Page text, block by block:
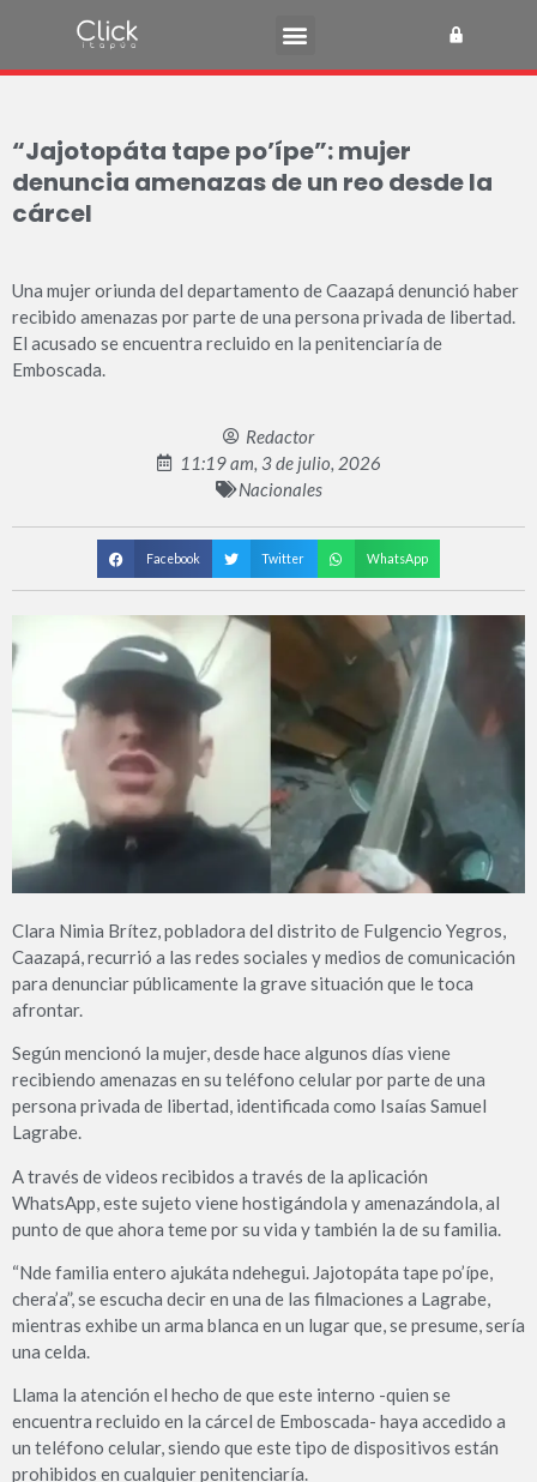
“Jajotopáta tape po’ípe”: mujer
denuncia amenazas de un reo desde la
cárcel
Una mujer oriunda del departamento de Caazapá denunció haber
recibido amenazas por parte de una persona privada de libertad.
El acusado se encuentra recluido en la penitenciaría de
Emboscada.
Redactor
11:19 am, 3 de julio, 2026
Nacionales
Facebook Twitter WhatsApp
Clara Nimia Brítez, pobladora del distrito de Fulgencio Yegros,
Caazapá, recurrió a las redes sociales y medios de comunicación
para denunciar públicamente la grave situación que le toca
afrontar.
Según mencionó la mujer, desde hace algunos días viene
recibiendo amenazas en su teléfono celular por parte de una
persona privada de libertad, identificada como Isaías Samuel
Lagrabe.
A través de videos recibidos a través de la aplicación
WhatsApp, este sujeto viene hostigándola y amenazándola, al
punto de que ahora teme por su vida y también la de su familia.
“Nde familia entero ajukáta ndehegui. Jajotopáta tape po’ípe,
chera’a”, se escucha decir en una de las filmaciones a Lagrabe,
mientras exhibe un arma blanca en un lugar que, se presume, sería
una celda.
Llama la atención el hecho de que este interno -quien se
encuentra recluido en la cárcel de Emboscada- haya accedido a
un teléfono celular, siendo que este tipo de dispositivos están
prohibidos en cualquier penitenciaría.